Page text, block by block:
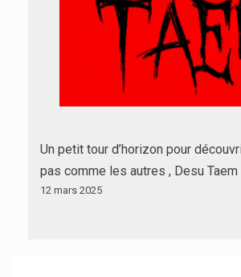
Un petit tour d’horizon pour
pas comme les autres , Desu Taem
12 mars 2025